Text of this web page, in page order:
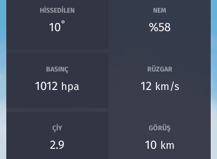
HISSEDILEN
10°
NEM
%58
BASINÇ
1012 hpa
RÜZGAR
12 km/s
ÇIY
2.9
GÖRÜŞ
10 km